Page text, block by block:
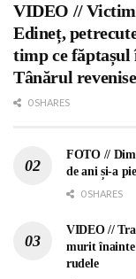
VIDEO //
Edineț,
timp ce
Tânărul
0 SHARES
FOTO //
de ani și-a
0 SHARES
VIDEO //
murit înainte
rudele